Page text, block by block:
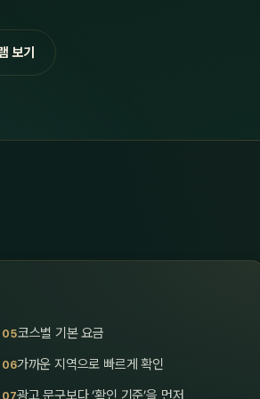
보기
코스별 기본 요금
가까운 지역으로 빠르게 확인
광고 문구보다 ‘확인 기준’을 먼저